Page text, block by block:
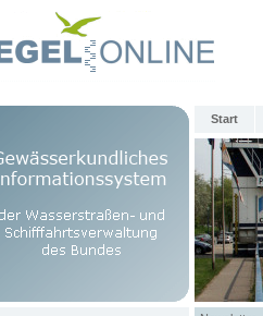
Start